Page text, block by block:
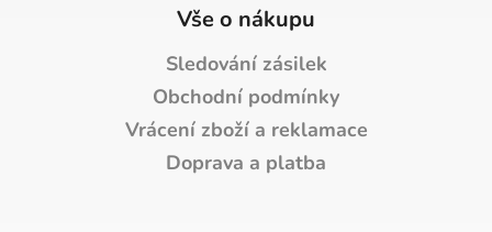
Vše o nákupu
Sledování zásilek
Obchodní podmínky
Vrácení zboží a reklamace
Doprava a platba